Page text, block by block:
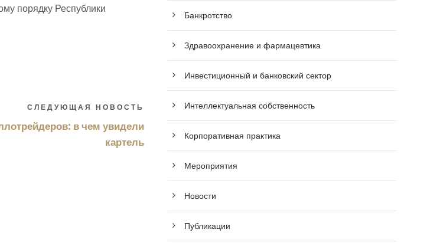
порядку Республики
СЛЕДУЮЩАЯ НОВОСТЬ
в чем увидели
картель
Банкротство
Здравоохранение и фармацевтика
Инвестиционный и банковский сектор
Интеллектуальная собственность
Корпоративная практика
Мероприятия
Новости
Публикации